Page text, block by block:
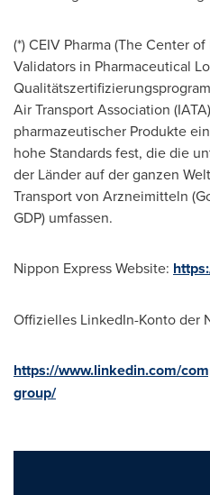
(*) CEIV Pharma (The Center
Validators in Pharmaceutical
Air Transport Association
pharmazeutischer Produkte
hohe Standards fest, die die
der Länder auf der ganzen
Transport von Arzneimitteln
GDP) umfassen.
Nippon Express Website:
Offizielles LinkedIn-Konto der
https://www.linkedin.com/
group/